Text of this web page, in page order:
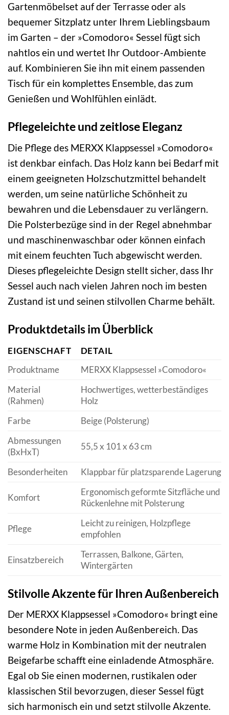
Gartenmöbelset auf der Terrasse oder als
bequemer Sitzplatz unter Ihrem Lieblingsbaum
im Garten – der »Comodoro« Sessel fügt sich
nahtlos ein und wertet Ihr Outdoor-Ambiente
auf. Kombinieren Sie ihn mit einem passenden
Tisch für ein komplettes Ensemble, das zum
Genießen und Wohlfühlen einlädt.
Pflegeleichte und zeitlose Eleganz
Die Pflege des MERXX Klappsessel »Comodoro«
ist denkbar einfach. Das Holz kann bei Bedarf mit
einem geeigneten Holzschutzmittel behandelt
werden, um seine natürliche Schönheit zu
bewahren und die Lebensdauer zu verlängern.
Die Polsterbezüge sind in der Regel abnehmbar
und maschinenwaschbar oder können einfach
mit einem feuchten Tuch abgewischt werden.
Dieses pflegeleichte Design stellt sicher, dass Ihr
Sessel auch nach vielen Jahren noch im besten
Zustand ist und seinen stilvollen Charme behält.
Produktdetails im Überblick
EIGENSCHAFT
DETAIL
Produktname
MERXX Klappsessel »Comodoro«
Material
(Rahmen)
Hochwertiges, wetterbeständiges
Holz
Farbe
Beige (Polsterung)
Abmessungen
(BxHxT)
55,5 x 101 x 63 cm
Besonderheiten Klappbar für platzsparende Lagerung
Komfort
Ergonomisch geformte Sitzfläche und
Rückenlehne mit Polsterung
Pflege
Leicht zu reinigen, Holzpflege
empfohlen
Einsatzbereich
Terrassen, Balkone, Gärten,
Wintergärten
Stilvolle Akzente für Ihren Außenbereich
Der MERXX Klappsessel »Comodoro« bringt eine
besondere Note in jeden Außenbereich. Das
warme Holz in Kombination mit der neutralen
Beigefarbe schafft eine einladende Atmosphäre.
Egal ob Sie einen modernen, rustikalen oder
klassischen Stil bevorzugen, dieser Sessel fügt
sich harmonisch ein und setzt stilvolle Akzente.